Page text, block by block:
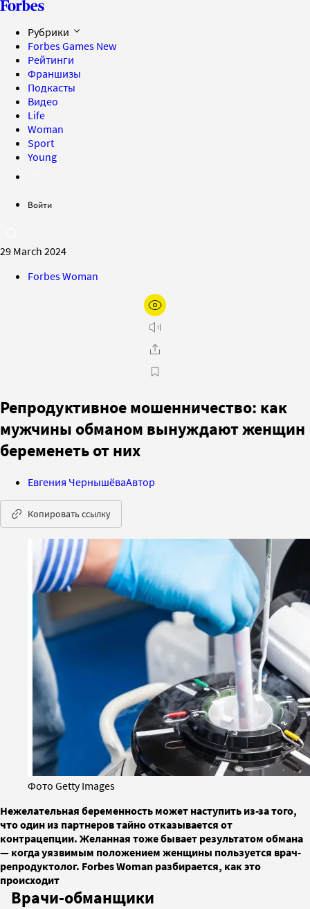
Рубрики
Forbes Games New
Рейтинги
Франшизы
Подкасты
Видео
Life
Woman
Sport
Young
Войти
29 March 2024
Forbes Woman
Репродуктивное мошенничество: как
мужчины обманом вынуждают женщин
беременеть от них
Евгения ЧернышёваАвтор
Копировать ссылку
Фото Getty Images
Нежелательная беременность может наступить из-за того,
что один из партнеров тайно отказывается от
контрацепции. Желанная тоже бывает результатом обмана
— когда уязвимым положением женщины пользуется врач-
репродуктолог. Forbes Woman разбирается, как это
происходит
Врачи-обманщики